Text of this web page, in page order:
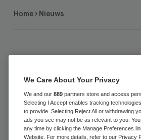
Home › Nieuws
raad
We Care About Your Privacy
We and our 889 partners store and access
Selecting I Accept enables tracking
to provide. Selecting Reject All or withdrawing
ads you see may not be as relevant to you.
any time by clicking the Manage Preferences
Website. For more details, refer to our Privacy